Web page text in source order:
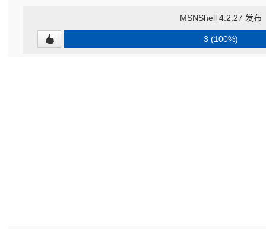
MSNShell 4.2.27 发布
3 (100%)